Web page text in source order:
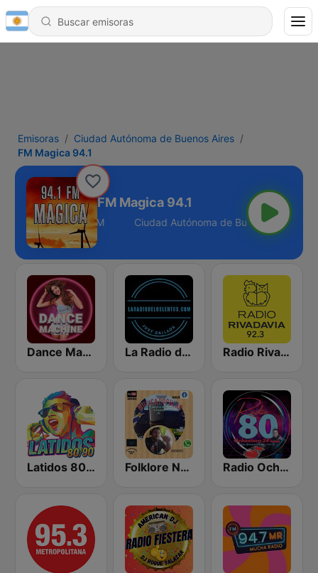
Emisoras
Ciudad Autónoma de Buenos Aires
FM Magica 94.1
FM Magica 94.1
Aires - 94.1 FM
Dance Machine La Radio de los Lentos Radio Rivadavia Junín 92.3
Latidos 80/90 OnLine Folklore Nacional Radio Ochentera de Jujuy